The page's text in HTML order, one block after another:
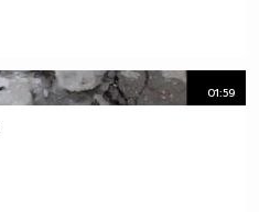
01:59